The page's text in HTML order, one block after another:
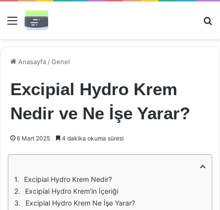
Menü
Anasayfa /Genel
Excipial Hydro Krem
Nedir ve Ne İşe Yarar?
6 Mart 2025 4 dakika okuma süresi
Excipial Hydro Krem Nedir?
Excipial Hydro Krem'in İçeriği
Excipial Hydro Krem Ne İşe Yarar?